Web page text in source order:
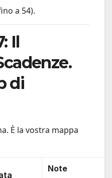
a 54).
Il
di
È la vostra mappa
Note